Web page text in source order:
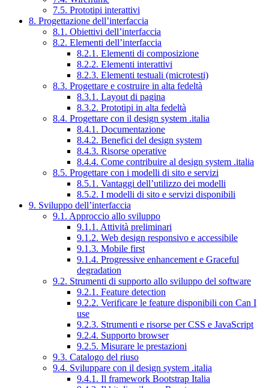
7.5. Prototipi interattivi
8. Progettazione dell’interfaccia
8.1. Obiettivi dell’interfaccia
8.2. Elementi dell’interfaccia
8.2.1. Elementi di composizione
8.2.2. Elementi interattivi
8.2.3. Elementi testuali (microtesti)
8.3. Progettare e costruire in alta fedeltà
8.3.1. Layout di pagina
8.3.2. Prototipi in alta fedeltà
8.4. Progettare con il design system .italia
8.4.1. Documentazione
8.4.2. Benefici del design system
8.4.3. Risorse operative
8.4.4. Come contribuire al design system .italia
8.5. Progettare con i modelli di sito e servizi
8.5.1. Vantaggi dell’utilizzo dei modelli
8.5.2. I modelli di sito e servizi disponibili
9. Sviluppo dell’interfaccia
9.1. Approccio allo sviluppo
9.1.1. Attività preliminari
9.1.2. Web design responsivo e accessibile
9.1.3. Mobile first
9.1.4. Progressive enhancement e Graceful
degradation
9.2. Strumenti di supporto allo sviluppo del software
9.2.1. Feature detection
9.2.2. Verificare le feature disponibili con Can I
use
9.2.3. Strumenti e risorse per CSS e JavaScript
9.2.4. Supporto browser
9.2.5. Misurare le prestazioni
9.3. Catalogo del riuso
9.4. Sviluppare con il design system .italia
9.4.1. Il framework Bootstrap Italia